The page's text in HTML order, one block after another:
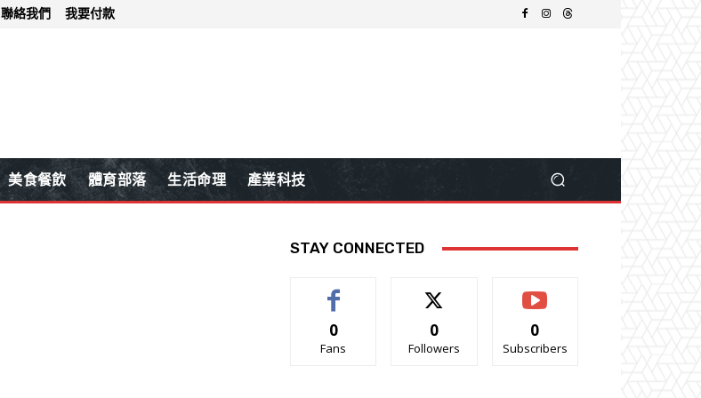
聯絡我們 我要付款
美食餐飲 體育部落 生活命理 產業科技
STAY CONNECTED
0
Fans
0
Followers
0
Subscribers